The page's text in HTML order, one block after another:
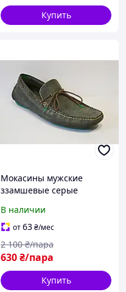
Купить
Мокасины мужские
ззамшевые серые
В наличии
от63₴/мес
630₴/пара
2 100 ₴/пара
Купить